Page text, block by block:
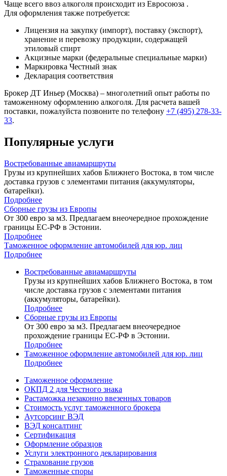
Чаще всего ввоз алкоголя происходит из Евросоюза .
Для оформления также потребуется:
Лицензия на закупку (импорт), поставку (экспорт),
хранение и перевозку продукции, содержащей
этиловый спирт
Акцизные марки (федеральные специальные марки)
Маркировка Честный знак
Декларация соответствия
Брокер ДТ Иньер (Москва) – многолетний опыт работы по
таможенному оформлению алкоголя. Для расчета вашей
поставки, пожалуйста позвоните по телефону +7 (495) 278-33-
33.
Популярные услуги
Востребованные авиамаршруты
Грузы из крупнейших хабов Ближнего Востока, в том числе
доставка грузов с элементами питания (аккумуляторы,
батарейки).
Подробнее
Сборные грузы из Европы
От 300 евро за м3. Предлагаем внеочередное прохождение
границы ЕС-РФ в Эстонии.
Подробнее
Таможенное оформление автомобилей для юр. лиц
Подробнее
Востребованные авиамаршруты
Грузы из крупнейших хабов Ближнего Востока, в том
числе доставка грузов с элементами питания
(аккумуляторы, батарейки).
Подробнее
Сборные грузы из Европы
От 300 евро за м3. Предлагаем внеочередное
прохождение границы ЕС-РФ в Эстонии.
Подробнее
Таможенное оформление автомобилей для юр. лиц
Подробнее
Таможенное оформление
ОКПД 2 для Честного знака
Растаможка незаконно ввезенных товаров
Стоимость услуг таможенного брокера
Аутсорсинг ВЭД
ВЭД консалтинг
Сертификация
Оформление образцов
Услуги электронного декларирования
Страхование грузов
Таможенные споры